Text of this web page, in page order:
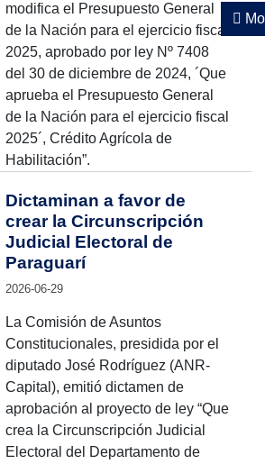
modifica el Presupuesto General
de la Nación para el ejercicio fiscal
2025, aprobado por ley Nº 7408
del 30 de diciembre de 2024, ´Que
aprueba el Presupuesto General
de la Nación para el ejercicio fiscal
2025´, Crédito Agrícola de
Habilitación”.
Dictaminan a favor de
crear la Circunscripción
Judicial Electoral de
Paraguarí
2026-06-29
La Comisión de Asuntos
Constitucionales, presidida por el
diputado José Rodríguez (ANR-
Capital), emitió dictamen de
aprobación al proyecto de ley “Que
crea la Circunscripción Judicial
Electoral del Departamento de